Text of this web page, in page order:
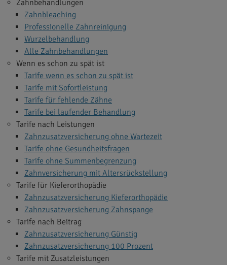
Zahnbehandlungen
Zahnbleaching
Professionelle Zahnreinigung
Wurzelbehandlung
Alle Zahnbehandlungen
Wenn es schon zu spät ist
Tarife wenn es schon zu spät ist
Tarife mit Sofortleistung
Tarife für fehlende Zähne
Tarife bei laufender Behandlung
Tarife nach Leistungen
Zahnzusatzversicherung ohne Wartezeit
Tarife ohne Gesundheitsfragen
Tarife ohne Summenbegrenzung
Zahnversicherung mit Altersrückstellung
Tarife für Kieferorthopädie
Zahnzusatzversicherung Kieferorthopädie
Zahnzusatzversicherung Zahnspange
Tarife nach Beitrag
Zahnzusatzversicherung Günstig
Zahnzusatzversicherung 100 Prozent
Tarife mit Zusatzleistungen